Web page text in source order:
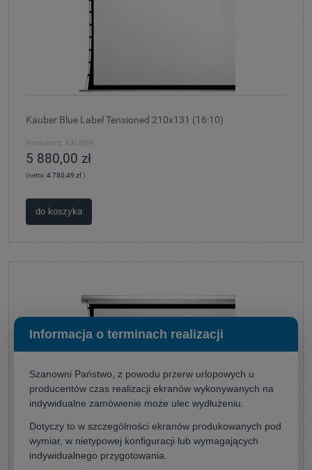
Kauber Blue Label Tensioned 210x131 (16:10)
Producent: KAUBER
5 880,00 zł
(netto:4 780,49 zł)
do koszyka
Kauber Blue Label Tensioned 230x129 (16:9)
Informacja o terminach realizacji
Szanowni Państwo, z powodu przerw urlopowych u
producentów czas realizacji ekranów wykonywanych na
indywidualne zamówienie może ulec wydłużeniu.
Dotyczy to w szczególności ekranów produkowanych pod
wymiar, w nietypowej konfiguracji lub wymagających
indywidualnego przygotowania.